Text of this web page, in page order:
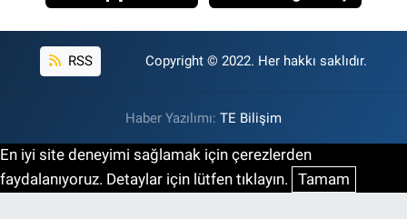
RSS Copyright © 2022. Her hakkı saklıdır.
Haber Yazılımı: TE Bilişim
En iyi site deneyimi sağlamak için çerezlerden
faydalanıyoruz. Detaylar için lütfen tıklayın. Tamam